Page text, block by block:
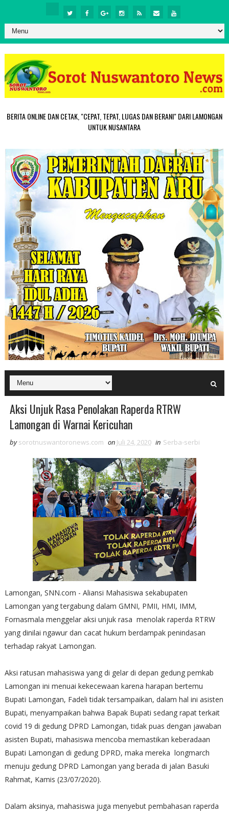
BERITA ONLINE DAN CETAK, "CEPAT, TEPAT, LUGAS DAN BERANI" DARI LAMONGAN
UNTUK NUSANTARA
Aksi Unjuk Rasa Penolakan Raperda RTRW
Lamongan di Warnai Kericuhan
by sorotnuswantoronews.com on Juli 24, 2020 in Serba-serbi
Lamongan, SNN.com - Aliansi Mahasiswa sekabupaten
Lamongan yang tergabung dalam GMNI, PMII, HMI, IMM,
Fornasmala menggelar aksi unjuk rasa menolak raperda RTRW
yang dinilai ngawur dan cacat hukum berdampak penindasan
terhadap rakyat Lamongan.
Aksi ratusan mahasiswa yang di gelar di depan gedung pemkab
Lamongan ini menuai kekecewaan karena harapan bertemu
Bupati Lamongan, Fadeli tidak tersampaikan, dalam hal ini asisten
Bupati, menyampaikan bahwa Bapak Bupati sedang rapat terkait
covid 19 di gedung DPRD Lamongan, tidak puas dengan jawaban
asisten Bupati, mahasiswa mencoba memastikan keberadaan
Bupati Lamongan di gedung DPRD, maka mereka longmarch
menuju gedung DPRD Lamongan yang berada di jalan Basuki
Rahmat, Kamis (23/07/2020).
Dalam aksinya, mahasiswa juga menyebut pembahasan raperda